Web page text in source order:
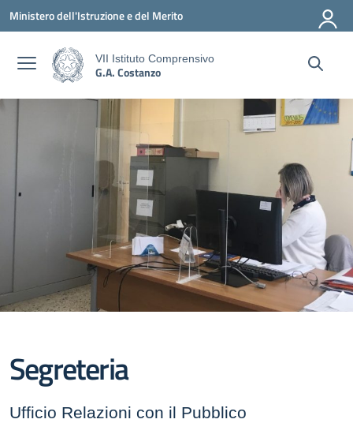
Ministero dell'Istruzione e del Merito
VII Istituto Comprensivo
G.A. Costanzo
Segreteria
Ufficio Relazioni con il Pubblico